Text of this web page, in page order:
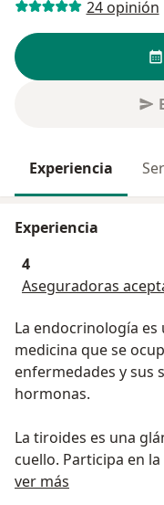
24 opinión
Experiencia
Experiencia
4
Aseguradoras
La endocrinología es
medicina que se
enfermedades y sus
hormonas.
La tiroides es una
cuello. Participa en
regulan el
ver más